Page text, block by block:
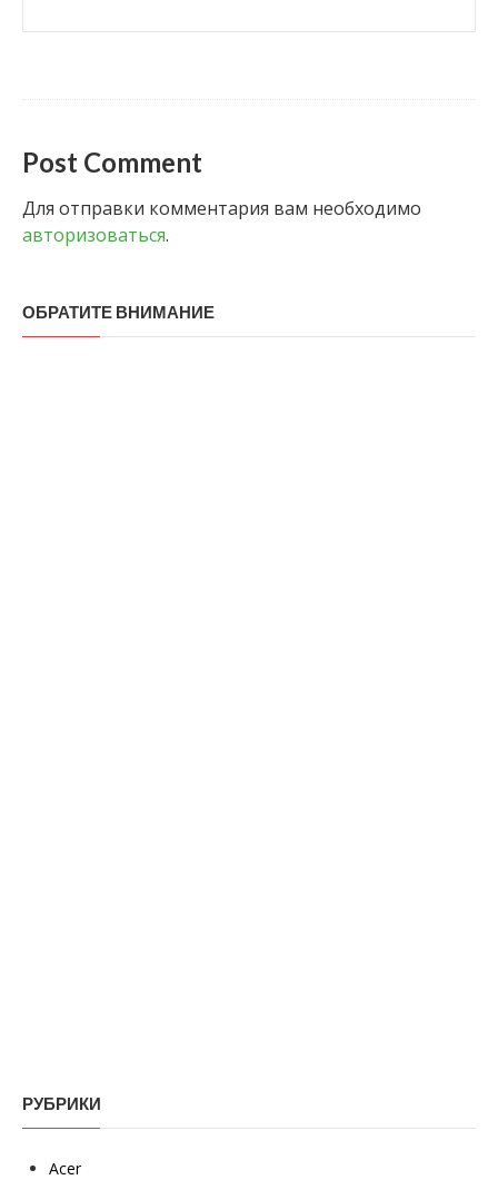
Post Comment
Для отправки комментария вам необходимо
авторизоваться.
ОБРАТИТЕ ВНИМАНИЕ
РУБРИКИ
Acer